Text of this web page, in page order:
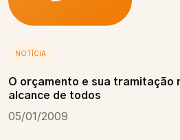
NOTÍCIA
O orçamento e sua tramitação
alcance de todos
05/01/2009